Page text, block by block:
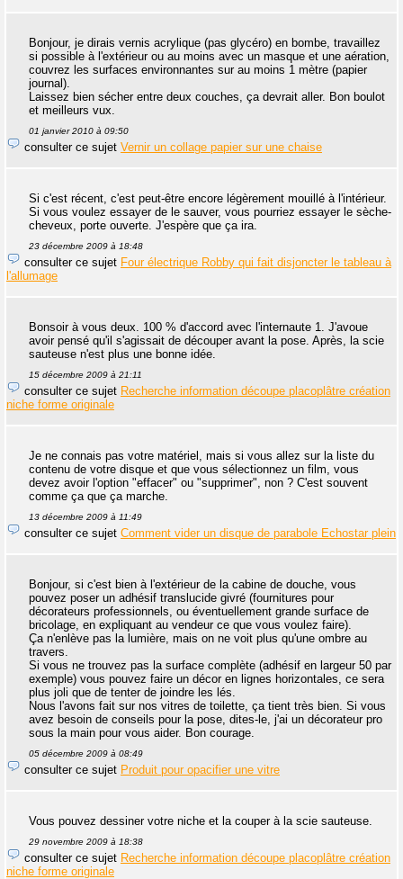
Bonjour, je dirais vernis acrylique (pas glycéro) en bombe, travaillez
si possible à l'extérieur ou au moins avec un masque et une aération,
couvrez les surfaces environnantes sur au moins 1 mètre (papier
journal).
Laissez bien sécher entre deux couches, ça devrait aller. Bon boulot
et meilleurs vux.
01 janvier 2010 à 09:50
consulter ce sujet Vernir un collage papier sur une chaise
Si c'est récent, c'est peut-être encore légèrement mouillé à l'intérieur.
Si vous voulez essayer de le sauver, vous pourriez essayer le sèche-
cheveux, porte ouverte. J'espère que ça ira.
23 décembre 2009 à 18:48
consulter ce sujet Four électrique Robby qui fait disjoncter le tableau à
l'allumage
Bonsoir à vous deux. 100 % d'accord avec l'internaute 1. J'avoue
avoir pensé qu'il s'agissait de découper avant la pose. Après, la scie
sauteuse n'est plus une bonne idée.
15 décembre 2009 à 21:11
consulter ce sujet Recherche information découpe placoplâtre création
niche forme originale
Je ne connais pas votre matériel, mais si vous allez sur la liste du
contenu de votre disque et que vous sélectionnez un film, vous
devez avoir l'option "effacer" ou "supprimer", non ? C'est souvent
comme ça que ça marche.
13 décembre 2009 à 11:49
consulter ce sujet Comment vider un disque de parabole Echostar plein
Bonjour, si c'est bien à l'extérieur de la cabine de douche, vous
pouvez poser un adhésif translucide givré (fournitures pour
décorateurs professionnels, ou éventuellement grande surface de
bricolage, en expliquant au vendeur ce que vous voulez faire).
Ça n'enlève pas la lumière, mais on ne voit plus qu'une ombre au
travers.
Si vous ne trouvez pas la surface complète (adhésif en largeur 50 par
exemple) vous pouvez faire un décor en lignes horizontales, ce sera
plus joli que de tenter de joindre les lés.
Nous l'avons fait sur nos vitres de toilette, ça tient très bien. Si vous
avez besoin de conseils pour la pose, dites-le, j'ai un décorateur pro
sous la main pour vous aider. Bon courage.
05 décembre 2009 à 08:49
consulter ce sujet Produit pour opacifier une vitre
Vous pouvez dessiner votre niche et la couper à la scie sauteuse.
29 novembre 2009 à 18:38
consulter ce sujet Recherche information découpe placoplâtre création
niche forme originale